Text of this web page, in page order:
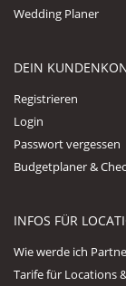
Wedding Planer
DEIN
Registrieren
Login
Passwort vergessen
Budgetplaner &
INFOS FÜR
Wie werde ich
Tarife für Locations